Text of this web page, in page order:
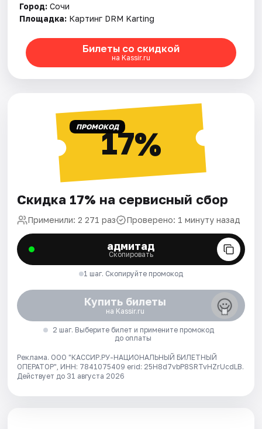
Рейтинги
Город: Сочи
Площадка: Картинг DRM Karting
Билеты со скидкой
на Kassir.ru
ПРОМОКОД17%
Скидка 17% на сервисный сбор
Применили: 2 271 раз Проверено: 1 минуту назад
адмитад
Скопировать
1 шаг. Скопируйте промокод
Купить билеты
на Kassir.ru
2 шаг. Выберите билет и примените промокод
до оплаты
Реклама. ООО "КАССИР.РУ-НАЦИОНАЛЬНЫЙ БИЛЕТНЫЙ
ОПЕРАТОР", ИНН: 7841075409 erid: 25H8d7vbP8SRTvHZrUcdLB.
Действует до 31 августа 2026